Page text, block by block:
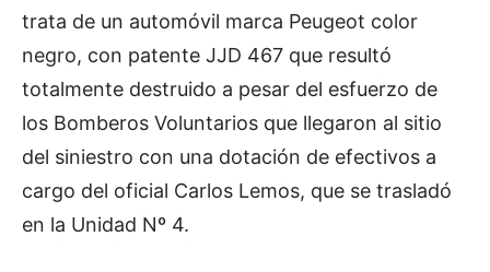
trata de un automóvil marca Peugeot color
negro, con patente JJD 467 que resultó
totalmente destruido a pesar del esfuerzo de
los Bomberos Voluntarios que llegaron al sitio
del siniestro con una dotación de efectivos a
cargo del oficial Carlos Lemos, que se trasladó
en la Unidad Nº 4.